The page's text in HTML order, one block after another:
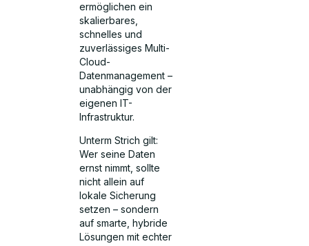
ermöglichen ein
skalierbares,
schnelles und
zuverlässiges Multi-
Cloud-
Datenmanagement –
unabhängig von der
eigenen IT-
Infrastruktur.
Unterm Strich gilt:
Wer seine Daten
ernst nimmt, sollte
nicht allein auf
lokale Sicherung
setzen – sondern
auf smarte, hybride
Lösungen mit echter